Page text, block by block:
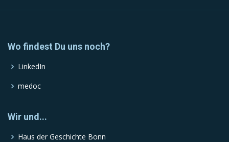
Wo findest Du uns noch?
LinkedIn
medoc
Wir und...
Haus der Geschichte Bonn